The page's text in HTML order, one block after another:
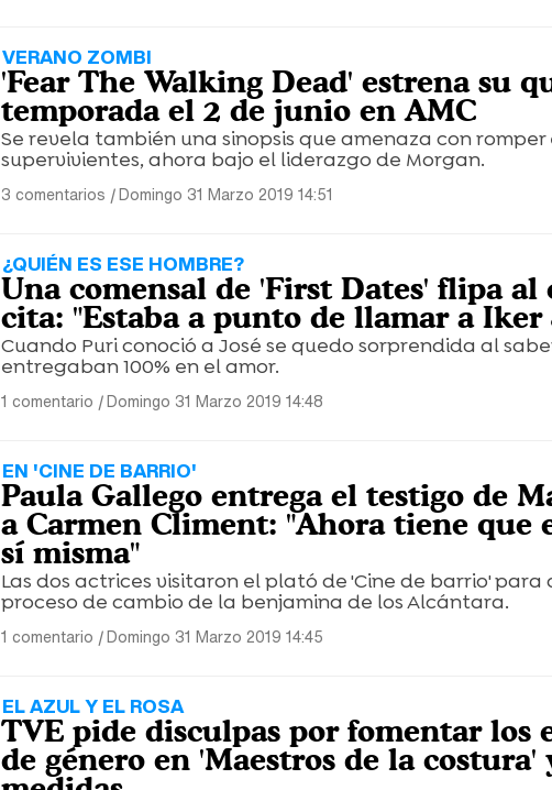
VERANO ZOMBI
'Fear The Walking Dead' estrena su
temporada el 2 de junio en AMC
Se revela también una sinopsis que amenaza con
supervivientes, ahora bajo el liderazgo de Morgan.
3 comentarios |Domingo 31 Marzo 2019 14:51
¿QUIÉN ES ESE HOMBRE?
Una comensal de 'First Dates' flipa al
cita: "Estaba a punto de llamar a Iker
Cuando Puri conoció a José se quedo sorprendida al
entregaban 100% en el amor.
1 comentario |Domingo 31 Marzo 2019 14:48
EN 'CINE DE BARRIO'
Paula Gallego entrega el testigo de
a Carmen Climent: "Ahora tiene que
sí misma"
Las dos actrices visitaron el plató de 'Cine de barrio'
proceso de cambio de la benjamina de los Alcántara.
1 comentario |Domingo 31 Marzo 2019 14:45
EL AZUL Y EL ROSA
TVE pide disculpas por fomentar los
de género en 'Maestros de la costura'